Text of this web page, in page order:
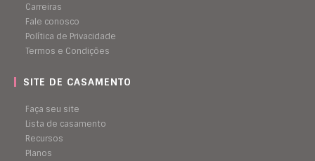
Carreiras
Fale conosco
Política de Privacidade
Termos e Condições
SITE DE CASAMENTO
Faça seu site
Lista de casamento
Recursos
Planos